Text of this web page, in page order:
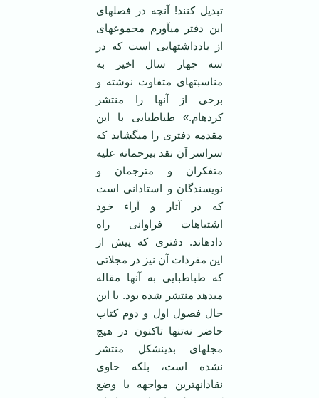
تبدیل کنند! آنچه در فصل‏های
این دفتر می‏آورم مجموعه‏ای
از یادداشت‏هایی است که در
سه چهار سال اخیر به
مناسبت‏های متفاوت نوشته و
برخی از آنها را منتشر
کرده‏ام.» طباطبایی با این
مقدمه دفتری را می‏گشاید که
سراسر آن نقد بی‏رحمانه علیه
متفکران و مترجمان و
نویسندگان و استادانی است
که در آثار و آراء خود
اشتباهات فراوانی راه
داده‏اند. دفتری که پیش از
این مفردات آن نیز در مجلاتی
که طباطبایی به آنها مقاله
می‏دهد منتشر شده بود. با این
حال فصول اول و دوم کتاب
حاضر نه‌تنها تا‌کنون در هیچ
مجله‏ای بدین‏شکل منتشر
نشده است، بلکه حاوی
نقادانه‏ترین مواجهه با وضع